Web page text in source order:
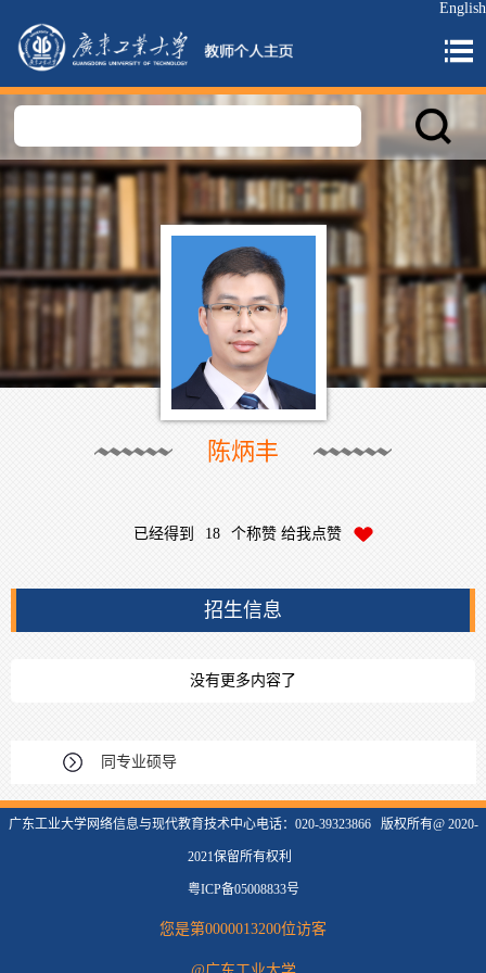
English
陈炳丰
已经得到 18 个称赞 给我点赞
招生信息
没有更多内容了
同专业硕导
广东工业大学网络信息与现代教育技术中心电话：020-39323866 版权所有@ 2020-
2021保留所有权利
粤ICP备05008833号
您是第0000013200位访客